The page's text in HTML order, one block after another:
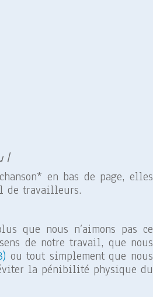
!
en bas de page, elles
de travailleurs.
que nous n’aimons pas ce
de notre travail, que nous
ou tout simplement que nous
la pénibilité physique du